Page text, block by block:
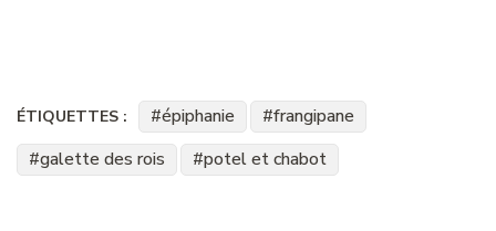
ÉTIQUETTES : épiphanie
frangipane
galette des rois
potel et chabot